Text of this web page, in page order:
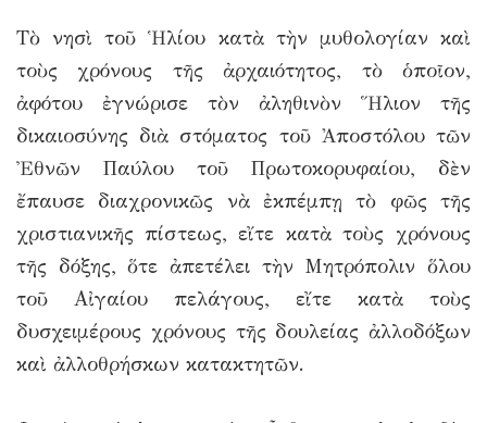
Τὸ νησὶ τοῦ Ἡλίου κατὰ τὴν μυθολογίαν καὶ
τοὺς χρόνους τῆς ἀρχαιότητος, τὸ ὁποῖον,
ἀφότου ἐγνώρισε τὸν ἀληθινὸν Ἥλιον τῆς
δικαιοσύνης διὰ στόματος τοῦ Ἀποστόλου τῶν
Ἐθνῶν Παύλου τοῦ Πρωτοκορυφαίου, δὲν
ἔπαυσε διαχρονικῶς νὰ ἐκπέμπῃ τὸ φῶς τῆς
χριστιανικῆς πίστεως, εἴτε κατὰ τοὺς χρόνους
τῆς δόξης, ὅτε ἀπετέλει τὴν Μητρόπολιν ὅλου
τοῦ Αἰγαίου πελάγους, εἴτε κατὰ τοὺς
δυσχειμέρους χρόνους τῆς δουλείας ἀλλοδόξων
καὶ ἀλλοθρήσκων κατακτητῶν.